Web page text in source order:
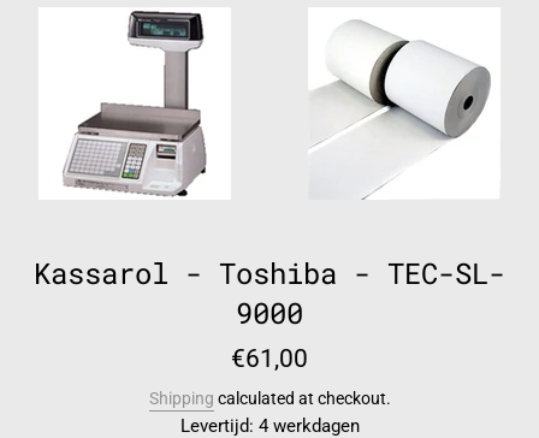
Kassarol - Toshiba - TEC-SL-
9000
Regular
€61,00
Shipping calculated at checkout.
Levertijd: 4 werkdagen